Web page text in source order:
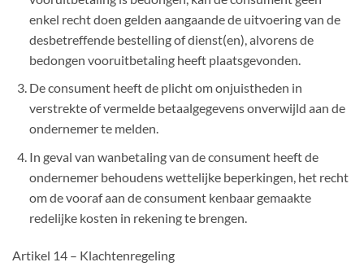
enkel recht doen gelden aangaande de uitvoering van de
desbetreffende bestelling of dienst(en), alvorens de
bedongen vooruitbetaling heeft plaatsgevonden.
De consument heeft de plicht om onjuistheden in
verstrekte of vermelde betaalgegevens onverwijld aan de
ondernemer te melden.
In geval van wanbetaling van de consument heeft de
ondernemer behoudens wettelijke beperkingen, het recht
om de vooraf aan de consument kenbaar gemaakte
redelijke kosten in rekening te brengen.
Artikel 14 – Klachtenregeling